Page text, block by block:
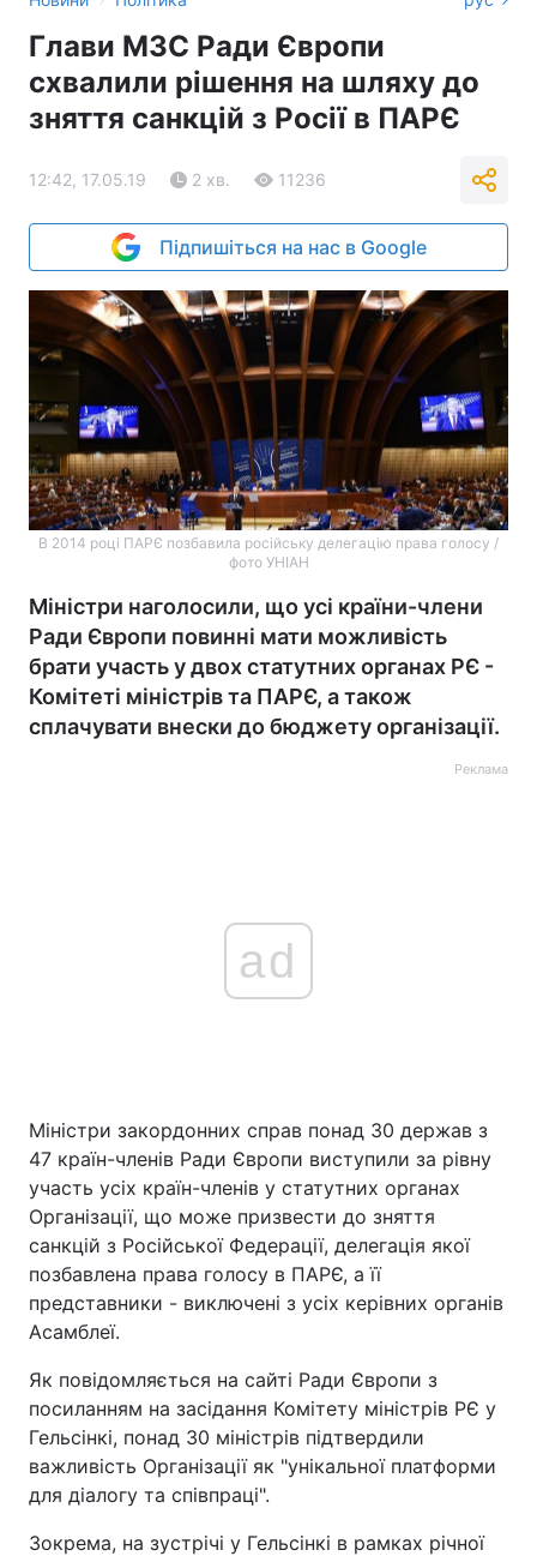
Глави МЗС Ради Європи
схвалили рішення на шляху до
зняття санкцій з Росії в ПАРЄ
12:42, 17.05.19 2 хв. 11236
Підпишіться на нас в Google
В 2014 році ПАРЄ позбавила російську делегацію права голосу /
фото УНІАН
Міністри наголосили, що усі країни-члени
Ради Європи повинні мати можливість
брати участь у двох статутних органах РЄ -
Комітеті міністрів та ПАРЄ, а також
сплачувати внески до бюджету організації.
Реклама
ad
Міністри закордонних справ понад 30 держав з
47 країн-членів Ради Європи виступили за рівну
участь усіх країн-членів у статутних органах
Організації, що може призвести до зняття
санкцій з Російської Федерації, делегація якої
позбавлена права голосу в ПАРЄ, а її
представники - виключені з усіх керівних органів
Асамблеї.
Як повідомляється на сайті Ради Європи з
посиланням на засідання Комітету міністрів РЄ у
Гельсінкі, понад 30 міністрів підтвердили
важливість Організації як "унікальної платформи
для діалогу та співпраці".
Зокрема, на зустрічі у Гельсінкі в рамках річної